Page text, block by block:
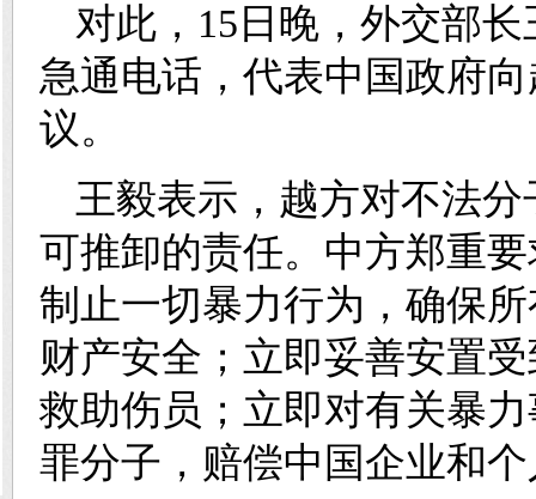
对此，15日晚，外交部
急通电话，代表中国政府
议。
王毅表示，越方对不法
可推卸的责任。中方郑重
制止一切暴力行为，确保
财产安全；立即妥善安置
救助伤员；立即对有关暴
罪分子，赔偿中国企业和